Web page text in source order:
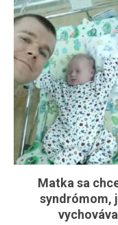
Matka sa
syndrómom,